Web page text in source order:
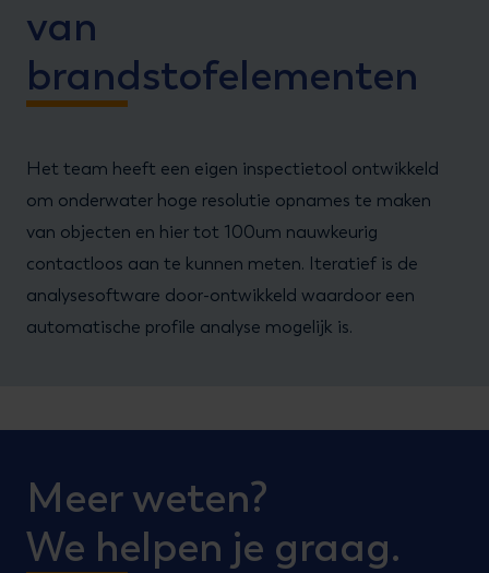
van
brandstofelementen
Het team heeft een eigen inspectietool ontwikkeld
om onderwater hoge resolutie opnames te maken
van objecten en hier tot 100um nauwkeurig
contactloos aan te kunnen meten. Iteratief is de
analysesoftware door-ontwikkeld waardoor een
automatische profile analyse mogelijk is.
Meer weten?
We helpen je graag.